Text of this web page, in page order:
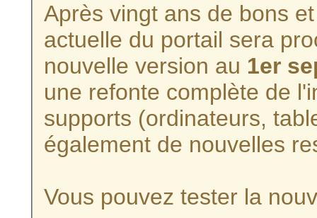
Après vingt ans de bons
actuelle du portail sera
nouvelle version au 1er
une refonte complète de
supports (ordinateurs,
également de nouvelles
Vous pouvez tester la